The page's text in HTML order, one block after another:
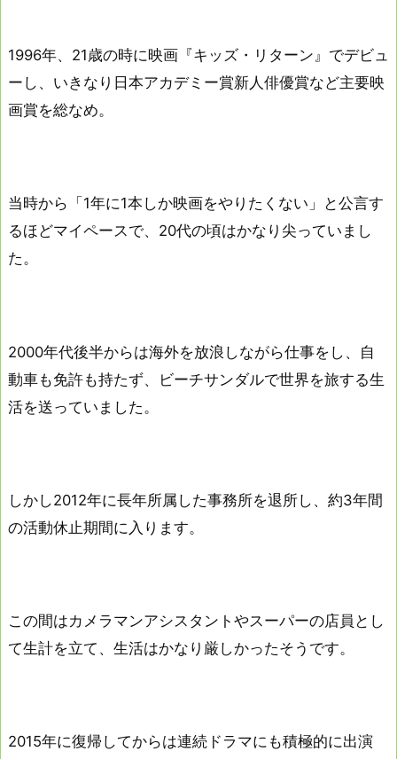
1996年、21歳の時に映画『キッズ・リターン』でデビュ
ーし、いきなり日本アカデミー賞新人俳優賞など主要映
画賞を総なめ。
当時から「1年に1本しか映画をやりたくない」と公言す
るほどマイペースで、20代の頃はかなり尖っていまし
た。
2000年代後半からは海外を放浪しながら仕事をし、自
動車も免許も持たず、ビーチサンダルで世界を旅する生
活を送っていました。
しかし2012年に長年所属した事務所を退所し、約3年間
の活動休止期間に入ります。
この間はカメラマンアシスタントやスーパーの店員とし
て生計を立て、生活はかなり厳しかったそうです。
2015年に復帰してからは連続ドラマにも積極的に出演